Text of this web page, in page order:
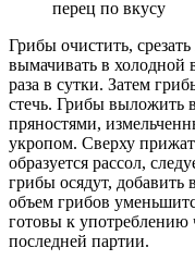
перец по вкусу
Грибы очистить,
вымачивать в холодной
раза в сутки. Затем
стечь. Грибы выложить
пряностями,
укропом. Сверху
образуется рассол,
грибы осядут, добавить
объем грибов
готовы к употреблению
последней партии.